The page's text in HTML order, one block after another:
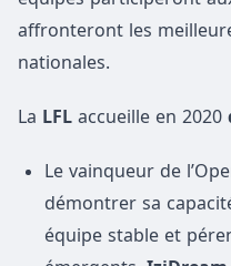
affronteront les
nationales.
La LFL accueille en 2020
Le vainqueur de
démontrer sa
équipe stable et